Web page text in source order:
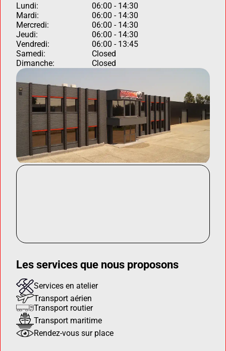
Lundi:
06:00 - 14:30
Mardi:
06:00 - 14:30
Mercredi:
06:00 - 14:30
Jeudi:
06:00 - 14:30
Vendredi:
06:00 - 13:45
Samedi:
Closed
Dimanche:
Closed
Les services que nous proposons
Services en atelier
Transport aérien
Transport routier
Transport maritime
Rendez-vous sur place